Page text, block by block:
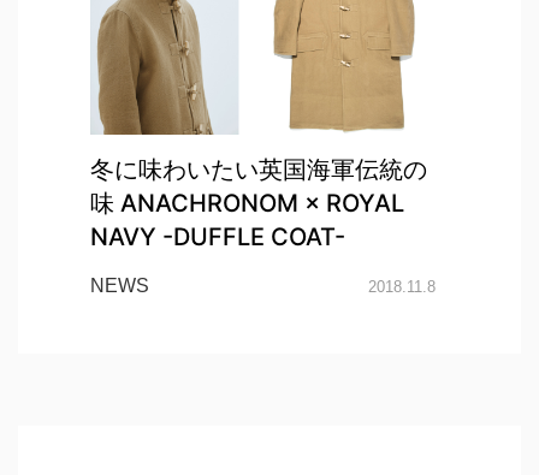
冬に味わいたい英国海軍伝統の
味 ANACHRONOM × ROYAL
NAVY -DUFFLE COAT-
NEWS 2018.11.8